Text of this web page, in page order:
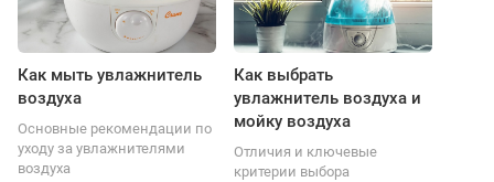
Как мыть увлажнитель
воздуха
Основные рекомендации по
уходу за увлажнителями
воздуха
Как выбрать
увлажнитель воздуха и
мойку воздуха
Отличия и ключевые
критерии выбора